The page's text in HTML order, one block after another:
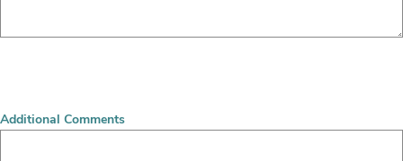
Additional Comments